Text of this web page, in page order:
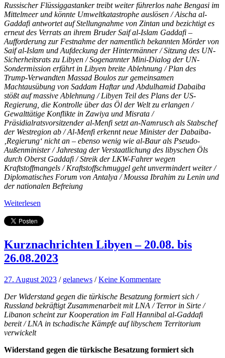
Russischer Flüssiggastanker treibt weiter führerlos nahe Bengasi im
Mittelmeer und könnte Umweltkatastrophe auslösen / Aischa al-
Gaddafi antwortet auf Stellungnahme von Zintan und bezichtigt es
erneut des Verrats an ihrem Bruder Saif al-Islam Gaddafi –
Aufforderung zur Festnahme der namentlich bekannten Mörder von
Saif al-Islam und Aufdeckung der Hintermänner / Sitzung des UN-
Sicherheitsrats zu Libyen / Sogenannter Mini-Dialog der UN-
Sondermission erfährt in Libyen breite Ablehnung / Plan des
Trump-Verwandten Massad Boulos zur gemeinsamen
Machtausübung von Saddam Haftar und Abdulhamid Dabaiba
stößt auf massive Ablehnung / Libyen Teil des Plans der US-
Regierung, die Kontrolle über das Öl der Welt zu erlangen /
Gewalttätige Konflikte in Zawiya und Misrata /
Präsidialratsvorsitzender al-Menfi setzt an-Namrusch als Stabschef
der Westregion ab / Al-Menfi erkennt neue Minister der Dabaiba-
‚Regierung‘ nicht an – ebenso wenig wie al-Baur als Pseudo-
Außenminister / Jahrestag der Verstaatlichung des libyschen Öls
durch Oberst Gaddafi / Streik der LKW-Fahrer wegen
Kraftstoffmangels / Kraftstoffschmuggel geht unvermindert weiter /
Diplomatisches Forum von Antalya / Moussa Ibrahim zu Lenin und
der nationalen Befreiung
Weiterlesen
Kurznachrichten Libyen – 20.08. bis
26.08.2023
27. August 2023 / gelanews /Keine Kommentare
Der Widerstand gegen die türkische Besatzung formiert sich /
Russland bekräftigt Zusammenarbeit mit LNA / Terror in Sirte /
Libanon scheint zur Kooperation im Fall Hannibal al-Gaddafi
bereit / LNA in tschadische Kämpfe auf libyschem Territorium
verwickelt
Widerstand gegen die türkische Besatzung formiert sich